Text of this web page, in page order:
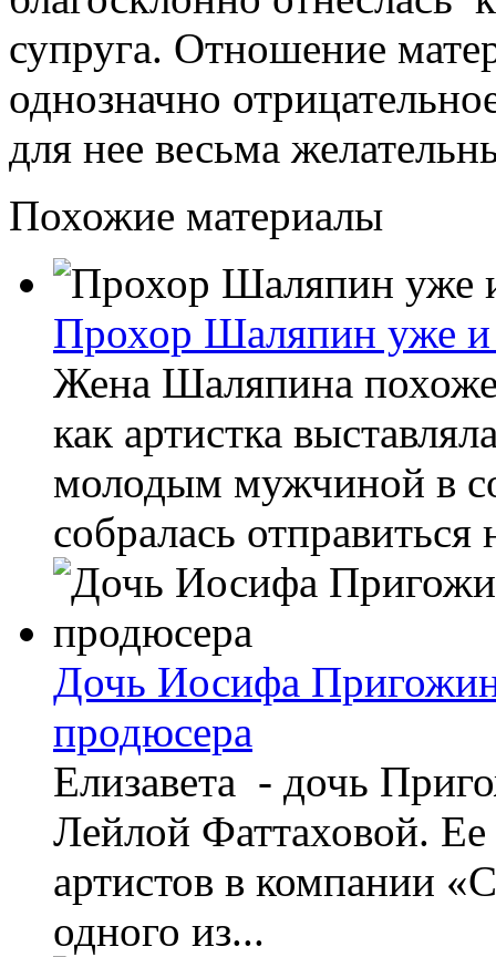
супруга. Отношение
однозначно
для нее весьма
Похожие материалы
Прохор Шаляпин уже и
Жена Шаляпина похоже
как артистка
молодым мужчиной в
собралась
Дочь Иосифа
продюсера
Елизавета - дочь
Лейлой Фаттаховой.
артистов в компании
одного из...